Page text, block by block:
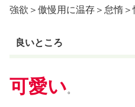
強欲＞傲慢用に温存＞怠惰
良いところ
可愛い。